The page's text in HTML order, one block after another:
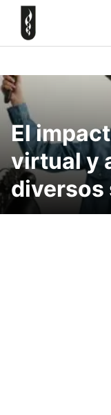
Skip
content
El
virtual y
diversos